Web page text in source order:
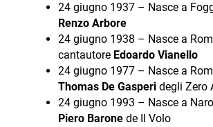
24 giugno 1937 – Nasce a
Renzo Arbore
24 giugno 1938 – Nasce a
cantautore Edoardo Vianello
24 giugno 1977 – Nasce a
Thomas De Gasperi degli Zero
24 giugno 1993 – Nasce a
Piero Baronede Il Volo